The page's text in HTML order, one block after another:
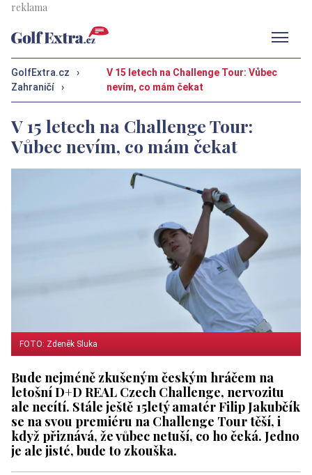
GolfExtra.cz
›
Zahraničí
›
V 15 letech na Challenge Tour: Vůbec
nevím, co mám čekat
V 15 letech na Challenge Tour:
Vůbec nevím, co mám čekat
FOTO: Zdeněk Sluka
Bude nejméně zkušeným českým hráčem na
letošní D+D REAL Czech Challenge, nervozitu
ale necítí. Stále ještě 15letý amatér Filip Jakubčík
se na svou premiéru na Challenge Tour těší, i
když přiznává, že vůbec netuší, co ho čeká. Jedno
je ale jisté, bude to zkouška.